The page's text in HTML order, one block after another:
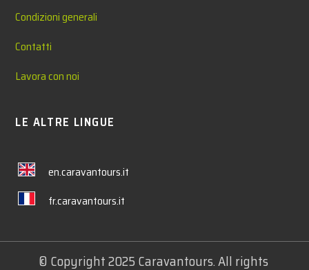
Condizioni generali
Contatti
Lavora con noi
LE ALTRE LINGUE
en.caravantours.it
fr.caravantours.it
© Copyright 2025 Caravantours. All rights